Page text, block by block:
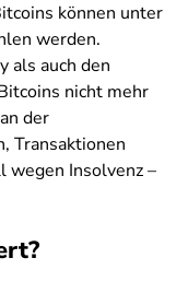
können unter
werden.
als auch den
nicht mehr
der
Transaktionen
wegen Insolvenz –